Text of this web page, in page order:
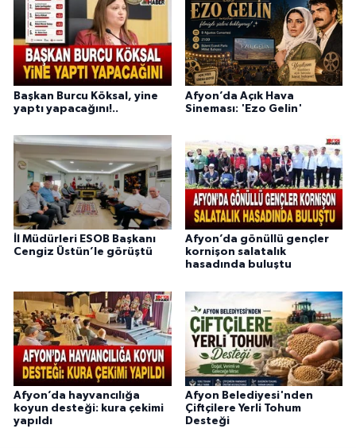
Başkan Burcu Köksal, yine
yaptı yapacağını!..
Afyon’da Açık Hava
Sineması: 'Ezo Gelin'
İl Müdürleri ESOB Başkanı
Cengiz Üstün’le görüştü
Afyon’da gönüllü gençler
kornişon salatalık
hasadında buluştu
Afyon’da hayvancılığa
koyun desteği: kura çekimi
yapıldı
Afyon Belediyesi'nden
Çiftçilere Yerli Tohum
Desteği